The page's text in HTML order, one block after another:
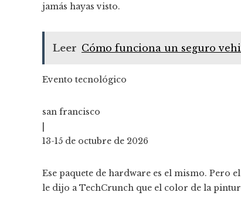
jamás hayas visto.
Leer Cómo funciona un seguro
Evento tecnológico
san francisco
13-15 de octubre de 2026
Ese paquete de hardware es el mismo. Pero
le dijo a TechCrunch que el color de la